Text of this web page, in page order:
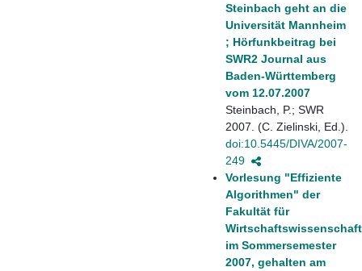
Steinbach geht an die
Universität Mannheim
; Hörfunkbeitrag bei
SWR2 Journal aus
Baden-Württemberg
vom 12.07.2007
Steinbach, P.; SWR
2007. (C. Zielinski, Ed.).
doi:10.5445/DIVA/2007-
249
Vorlesung "Effiziente
Algorithmen" der
Fakultät für
im Sommersemester
2007, gehalten am